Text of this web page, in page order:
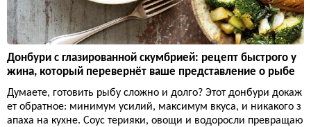
Донбури с глазированной скумбрией: рецепт быстрого у
жина, который перевернёт ваше представление о рыбе
Думаете, готовить рыбу сложно и долго? Этот донбури докаж
ет обратное: минимум усилий, максимум вкуса, и никакого з
апаха на кухне. Соус терияки, овощи и водоросли превращаю